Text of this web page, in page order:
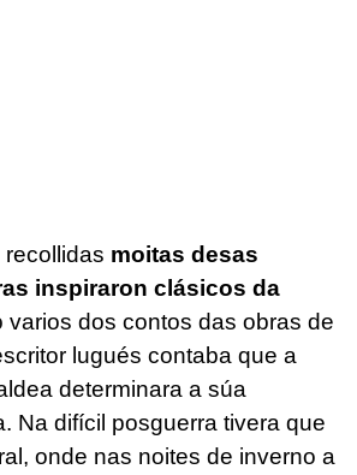
recollidas moitas desas
inspiraron clásicos da
varios dos contos das obras de
lugués contaba que a
determinara a súa
Na difícil posguerra tivera que
onde nas noites de inverno a